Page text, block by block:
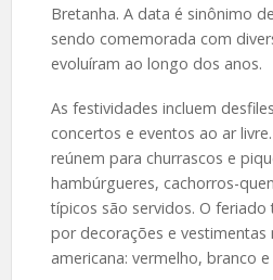
Bretanha. A data é sinônimo
sendo comemorada com
evoluíram ao longo dos anos.
As festividades incluem
concertos e eventos ao ar
reúnem para churrascos e
hambúrgueres, cachorros-
típicos são servidos. O
por decorações e vestimentas
americana: vermelho, branco e